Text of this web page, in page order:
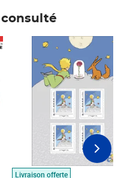
consulté
Livraison offerte
Prix 7,50€